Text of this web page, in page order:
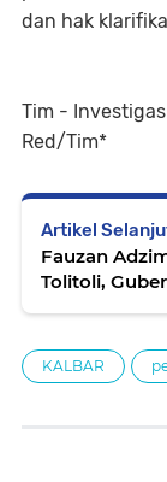
dan hak
Tim -
Red/Tim*
Artikel
Fauzan
Tolitoli,
KALBAR